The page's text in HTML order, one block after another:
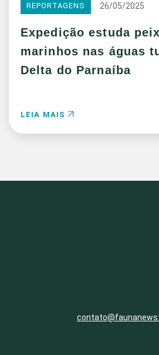
REPORTAGENS 26/05/2025
Expedição estuda
marinhos nas águas
Delta do Parnaíba
LEIA MAIS